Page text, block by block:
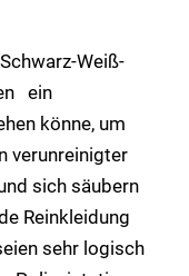
Weiß-
ein
könne, um
verunreinigter
sich säubern
Reinkleidung
sehr logisch